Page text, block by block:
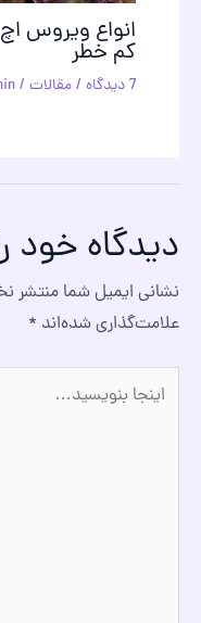
کم خطر
7 دیدگاه /مقالات / By
دیدگاه‌ خود
نشانی ایمیل شما منتشر
علامت‌گذاری شده‌اند *
اینجا
بنویسید…